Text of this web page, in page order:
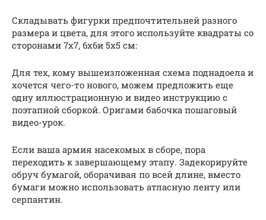
Складывать фигурки предпочтительней разного
размера и цвета, для этого используйте квадраты со
сторонами 7х7, 6х6и 5х5 см:
Для тех, кому вышеизложенная схема поднадоела и
хочется чего-то нового, можем предложить еще
одну иллюстрационную и видео инструкцию с
поэтапной сборкой. Оригами бабочка пошаговый
видео-урок.
Если ваша армия насекомых в сборе, пора
переходить к завершающему этапу. Задекорируйте
обруч бумагой, оборачивая по всей длине, вместо
бумаги можно использовать атласную ленту или
серпантин.